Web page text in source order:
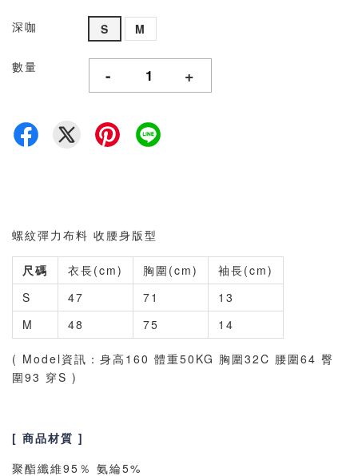
深咖 S M
數量 - +
螺紋彈力布料 收腰身版型
尺碼 衣長(cm) 胸圍(cm)
袖長(cm)
S
47 71
13
M
48 75 14
( Model資訊：身高160 體重50KG 胸圍32C 腰圍64 臀
圍93 穿S )
[ 商品材質 ]
聚酯纖維95％ 氨綸5%